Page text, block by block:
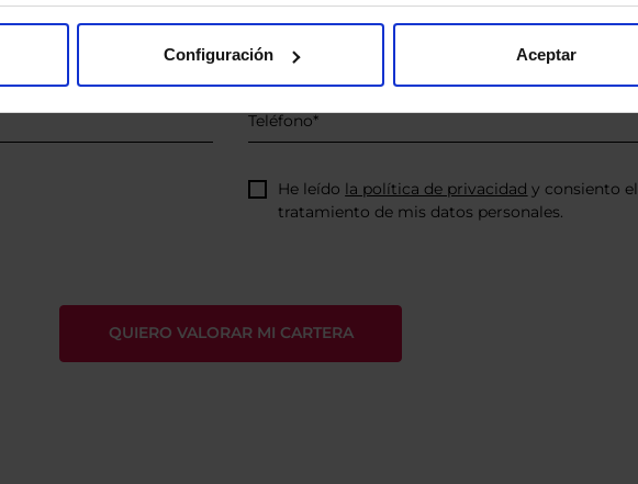
Configuración Aceptar
He leído la política de privacidad y consiento el
tratamiento de mis datos personales.